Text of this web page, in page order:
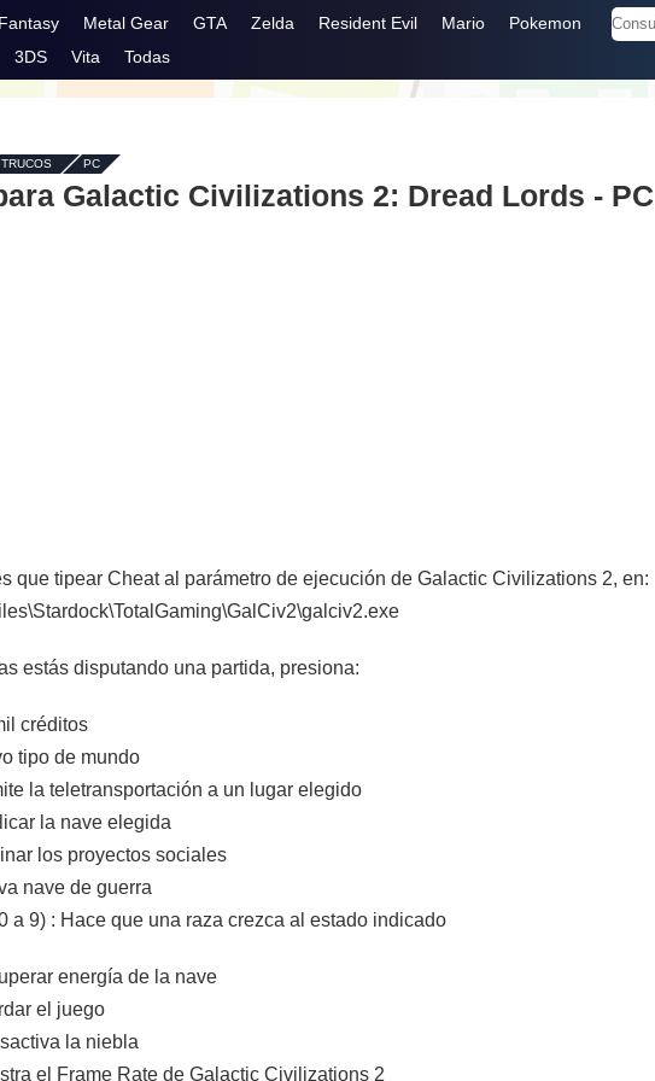
Metal Gear GTA Zelda Resident Evil Mario Pokemon
3DS Vita Todas
TRUCOS- PC
Galactic Civilizations 2: Dread Lords - PC
que tipear Cheat al parámetro de ejecución de Galactic Civilizations 2, en:
estás disputando una partida, presiona:
créditos
tipo de mundo
la teletransportación a un lugar elegido
la nave elegida
los proyectos sociales
nave de guerra
a 9) : Hace que una raza crezca al estado indicado
energía de la nave
el juego
la niebla
el Frame Rate de Galactic Civilizations 2